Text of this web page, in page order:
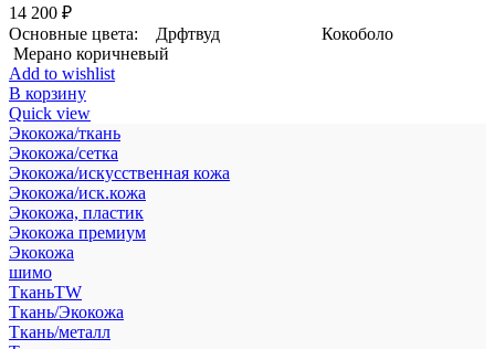
14 200 ₽
Основные цвета: Дрфтвуд Кокоболо
Мерано коричневый
Add to wishlist
В корзину
Quick view
Экокожа/ткань
Экокожа/сетка
Экокожа/искусственная кожа
Экокожа/иск.кожа
Экокожа, пластик
Экокожа премиум
Экокожа
шимо
ТканьTW
Ткань/Экокожа
Ткань/металл